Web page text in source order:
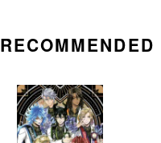
RECOMMENDED